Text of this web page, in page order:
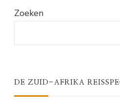
Zoeken
DE ZUID-AFRIKA